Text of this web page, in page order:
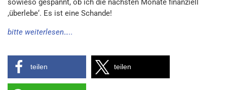
sowieso gespannt, ob ich die nächsten Monate finanziell
,überlebe‘. Es ist eine Schande!
bitte weiterlesen…..
teilen teilen